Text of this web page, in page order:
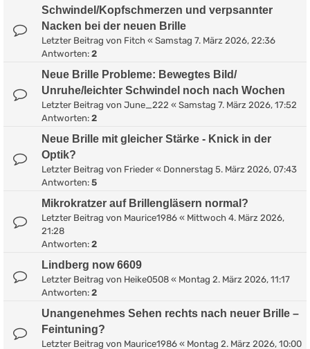
Schwindel/Kopfschmerzen und verpsannter
Nacken bei der neuen Brille
Letzter Beitrag von Fitch « Samstag 7. März 2026, 22:36
Antworten: 2
Neue Brille Probleme: Bewegtes Bild/
Unruhe/leichter Schwindel noch nach Wochen
Letzter Beitrag von June_222 « Samstag 7. März 2026, 17:52
Antworten: 2
Neue Brille mit gleicher Stärke - Knick in der
Optik?
Letzter Beitrag von Frieder « Donnerstag 5. März 2026, 07:43
Antworten: 5
Mikrokratzer auf Brillengläsern normal?
Letzter Beitrag von Maurice1986 « Mittwoch 4. März 2026,
21:28
Antworten: 2
Lindberg now 6609
Letzter Beitrag von Heike0508 « Montag 2. März 2026, 11:17
Antworten: 2
Unangenehmes Sehen rechts nach neuer Brille –
Feintuning?
Letzter Beitrag von Maurice1986 « Montag 2. März 2026, 10:00